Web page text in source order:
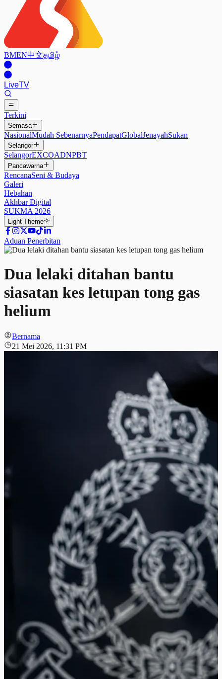
BMEN中文தமிழ்
LiveTV
Terkini
Semasa
NasionalMudah SebenarnyaPendapatGlobalJenayahSukan
Selangor
SelangorEXCOADNPBT
Pancawarna
RencanaSeni & Budaya
Galeri
Hebahan
Akhbar Digital
SUKMA 2026
Light Theme
Aduan Penerbitan
Dua lelaki ditahan bantu
siasatan kes letupan tong gas
helium
Bernama
21 Mei 2026, 11:31 PM